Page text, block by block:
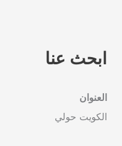
ابحث عنا
العنوان
الكويت حولي